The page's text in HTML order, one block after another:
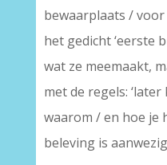
bewaarplaats / voor
het gedicht ‘eerste
wat ze meemaakt,
met de regels:
waarom / en hoe je
beleving is